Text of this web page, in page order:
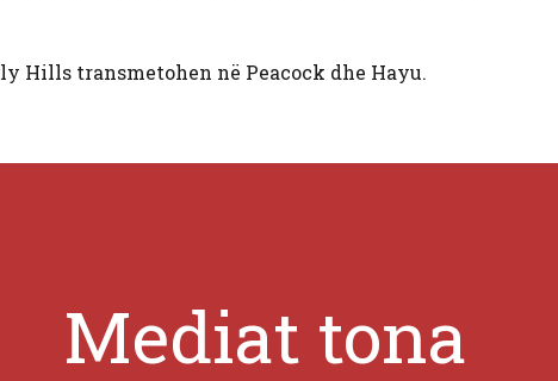
Hills transmetohen në Peacock dhe Hayu.
Mediat tona